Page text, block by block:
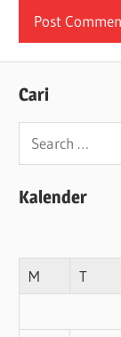
Cari
Search
for:
Kalender
M
T